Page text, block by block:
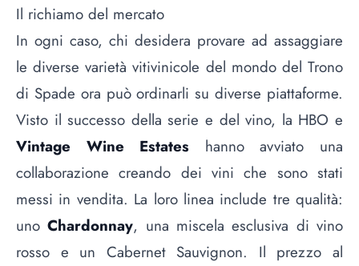
Il richiamo del mercato
In ogni caso, chi desidera provare ad assaggiare
le diverse varietà vitivinicole del mondo del Trono
di Spade ora può ordinarli su diverse piattaforme.
Visto il successo della serie e del vino, la HBO e
Vintage Wine Estates hanno avviato una
collaborazione creando dei vini che sono stati
messi in vendita. La loro linea include tre qualità:
unoChardonnay, una miscela esclusiva di vino
rosso e un Cabernet Sauvignon. Il prezzo al